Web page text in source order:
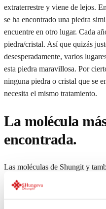
extraterrestre y viene de lejos.
se ha encontrado una piedra
encuentre en otro lugar. Cada
piedra/cristal. Así que quizás
desesperadamente, varios
esta piedra maravillosa. Por
ninguna piedra o cristal que se
necesita el mismo tratamiento.
La molécula
encontrada.
Las moléculas de Shungit y
C60. La C significa carbono y
fullerenos. Normalmente, las